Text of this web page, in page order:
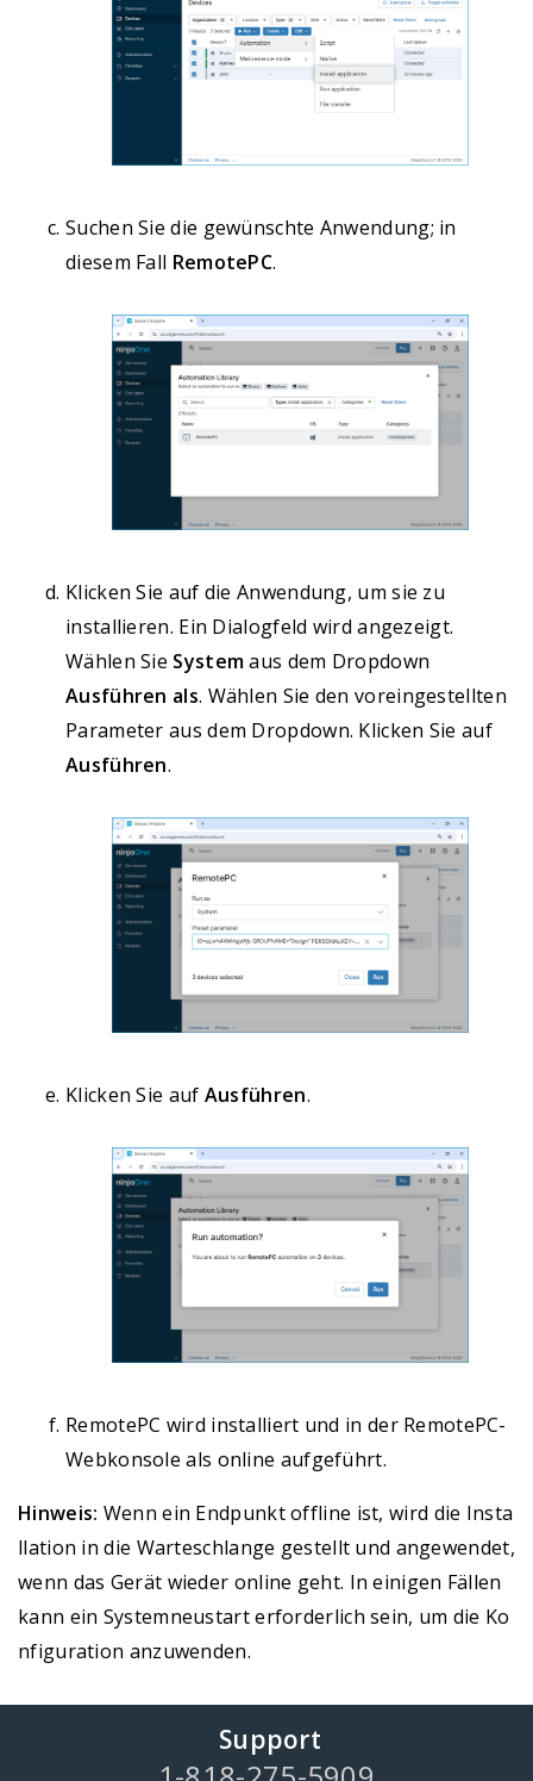
Suchen Sie die gewünschte Anwendung; in
diesem Fall RemotePC.
Klicken Sie auf die Anwendung, um sie zu
installieren. Ein Dialogfeld wird angezeigt.
Wählen Sie Systemaus dem Dropdown
Ausführen als. Wählen Sie den voreingestellten
Parameter aus dem Dropdown. Klicken Sie auf
Ausführen.
Klicken Sie auf Ausführen.
RemotePC wird installiert und in der RemotePC-
Webkonsole als online aufgeführt.
Hinweis: Wenn ein Endpunkt offline ist, wird die Insta
llation in die Warteschlange gestellt und angewendet,
wenn das Gerät wieder online geht. In einigen Fällen
kann ein Systemneustart erforderlich sein, um die Ko
nfiguration anzuwenden.
Support